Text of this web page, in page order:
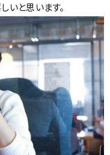
いと思います。